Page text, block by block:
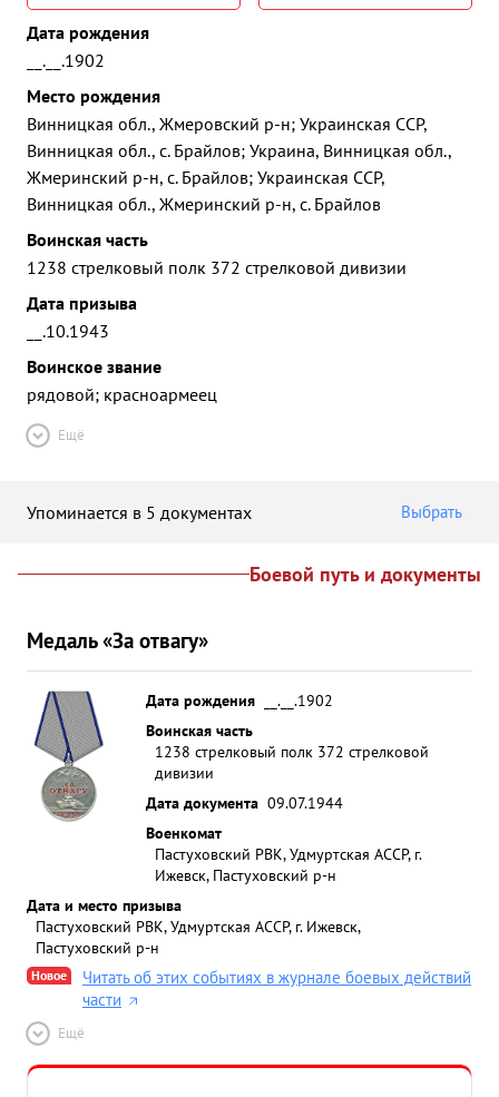
Дата рождения
__.__.1902
Место рождения
Винницкая обл., Жмеровский р-н; Украинская ССР,
Винницкая обл., с. Брайлов; Украина, Винницкая обл.,
Жмеринский р-н, с. Брайлов; Украинская ССР,
Винницкая обл., Жмеринский р-н, с. Брайлов
Воинская часть
1238 стрелковый полк 372 стрелковой дивизии
Дата призыва
__.10.1943
Воинское звание
рядовой; красноармеец
Ещё
Упоминается в 5 документах Выбрать
Боевой путь и документы
Медаль «За отвагу»
Дата рождения
__.__.1902
Воинская часть
1238 стрелковый полк 372 стрелковой
дивизии
Дата документа 09.07.1944
Военкомат
Пастуховский РВК, Удмуртская АССР, г.
Ижевск, Пастуховский р-н
Дата и место призыва
Пастуховский РВК, Удмуртская АССР, г. Ижевск,
Пастуховский р-н
Новое
Читать об этих событиях в журнале боевых действий
части
Ещё